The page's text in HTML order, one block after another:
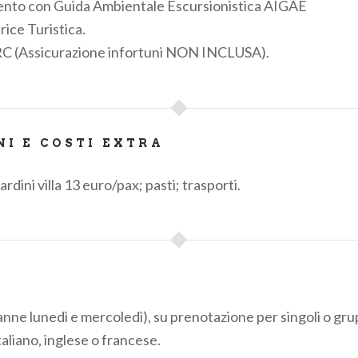
la Greenway, Villa del Balbianello, Sacro Monte di
durata e le attività possono essere modificati in base alle
con Guida Ambientale Escursionistica AIGAE
Turistica.
(Assicurazione infortuni NON INCLUSA).
E COSTI EXTRA
villa 13 euro/pax; pasti; trasporti.
lunedì e mercoledì), su prenotazione per singoli o
inglese o francese.